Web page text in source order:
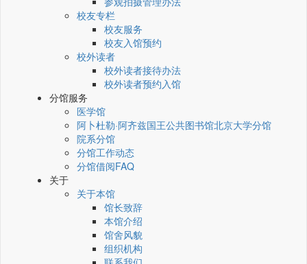
校友专栏
校友服务
校友入馆预约
校外读者
校外读者接待办法
校外读者预约入馆
分馆服务
医学馆
阿卜杜勒·阿齐兹国王公共图书馆北京大学分馆
院系分馆
分馆工作动态
分馆借阅FAQ
关于
关于本馆
馆长致辞
本馆介绍
馆舍风貌
组织机构